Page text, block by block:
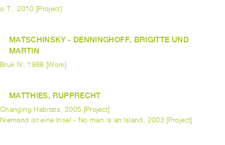
o.T., 2010 [Project]
MATSCHINSKY - DENNINGHOFF, BRIGITTE UND
MARTIN
Bruk IV, 1988 [Work]
MATTHIES, RUPPRECHT
Changing Habitats, 2005 [Project]
Niemand ist eine Insel - No man is an Island, 2003 [Project]